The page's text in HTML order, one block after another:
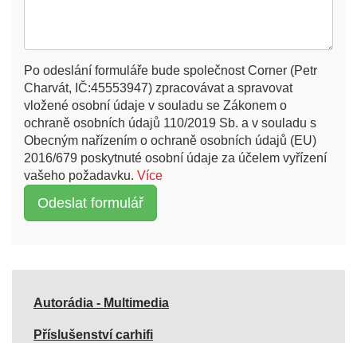
Po odeslání formuláře bude společnost Corner (Petr
Charvát, IČ:45553947) zpracovávat a spravovat
vložené osobní údaje v souladu se Zákonem o
ochraně osobních údajů 110/2019 Sb. a v souladu s
Obecným nařízením o ochraně osobních údajů (EU)
2016/679 poskytnuté osobní údaje za účelem vyřízení
vašeho požadavku. Více
Autorádia - Multimedia
Příslušenství carhifi